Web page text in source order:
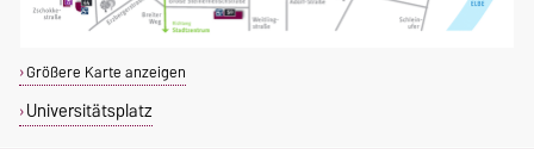
Größere Karte anzeigen
Universitätsplatz